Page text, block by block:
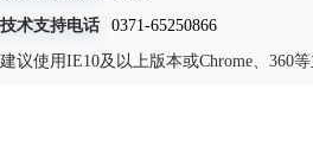
技术支持电话
0371-65250866
建议使用IE10及以上版本或Chrome、360